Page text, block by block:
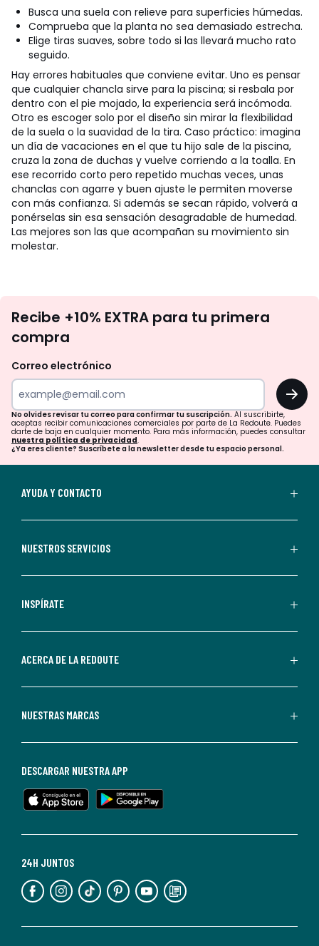
Busca una suela con relieve para superficies húmedas.
Comprueba que la planta no sea demasiado estrecha.
Elige tiras suaves, sobre todo si las llevará mucho rato
seguido.
Hay errores habituales que conviene evitar. Uno es pensar
que cualquier chancla sirve para la piscina; si resbala por
dentro con el pie mojado, la experiencia será incómoda.
Otro es escoger solo por el diseño sin mirar la flexibilidad
de la suela o la suavidad de la tira. Caso práctico: imagina
un día de vacaciones en el que tu hijo sale de la piscina,
cruza la zona de duchas y vuelve corriendo a la toalla. En
ese recorrido corto pero repetido muchas veces, unas
chanclas con agarre y buen ajuste le permiten moverse
con más confianza. Si además se secan rápido, volverá a
ponérselas sin esa sensación desagradable de humedad.
Las mejores son las que acompañan su movimiento sin
molestar.
te
tu
para
confirmar
tu
suscripción.
aceptas
comerciales
personalizadas
parte
Redoute.
de
en
cualquier
Para
información,
puedes
nuestra
Recibe +10% EXTRA para tu primera
compra
Correo electrónico
OK
No olvides revisar tu correo para confirmar tu suscripción. Al suscribirte,
aceptas recibir comunicaciones comerciales por parte de La Redoute. Puedes
darte de baja en cualquier momento. Para más información, puedes consultar
nuestra política de privacidad.
¿Ya eres cliente? Suscríbete a la newsletter desde tu espacio personal.
AYUDA Y CONTACTO
NUESTROS SERVICIOS
INSPÍRATE
ACERCA DE LA REDOUTE
NUESTRAS MARCAS
24H JUNTOS
DESCARGAR NUESTRA APP